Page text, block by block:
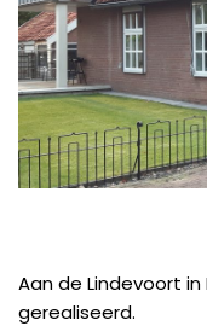
Aan de Lindevoort
gerealiseerd.